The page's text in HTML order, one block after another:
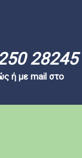
28245
ή με mail στο